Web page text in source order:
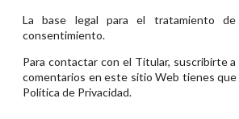
La base legal para el tratamiento
consentimiento.
Para contactar con el Titular, suscribirte
comentarios en este sitio Web tienes
Política de Privacidad.